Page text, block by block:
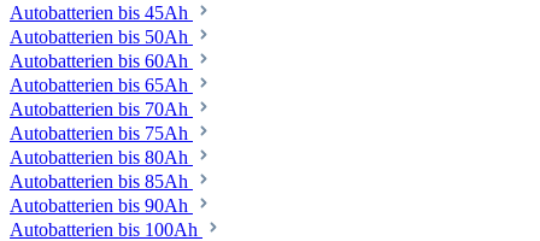
Autobatterien bis 45Ah
Autobatterien bis 50Ah
Autobatterien bis 60Ah
Autobatterien bis 65Ah
Autobatterien bis 70Ah
Autobatterien bis 75Ah
Autobatterien bis 80Ah
Autobatterien bis 85Ah
Autobatterien bis 90Ah
Autobatterien bis 100Ah